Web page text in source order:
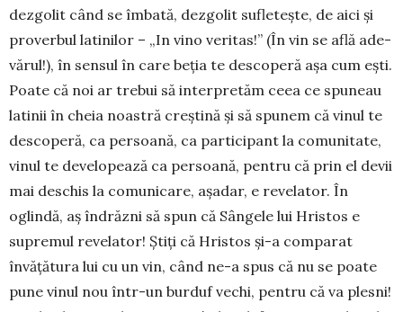
dezgolit când se îm­ba­tă, dezgolit sufletește, de aici și
pro­verbul lati­nilor – „In vino veritas!” (În vin se află ade­
vă­rul!), în sensul în care beția te descoperă așa cum ești.
Poate că noi ar trebui să interpretăm ceea ce spu­neau
latinii în cheia noastră creștină și să spunem că vinul te
descoperă, ca persoană, ca participant la comunitate,
vinul te developează ca persoană, pen­tru că prin el devii
mai deschis la comunicare, așa­dar, e revelator. În
oglindă, aș îndrăzni să spun că Sângele lui Hristos e
supremul revelator! Știți că Hristos și-a comparat
învățătura lui cu un vin, când ne-a spus că nu se poate
pune vinul nou într-un bur­duf vechi, pentru că va plesni!